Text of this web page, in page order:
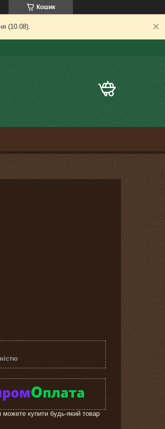
Кошик
(10.08).
можете купити будь-який товар